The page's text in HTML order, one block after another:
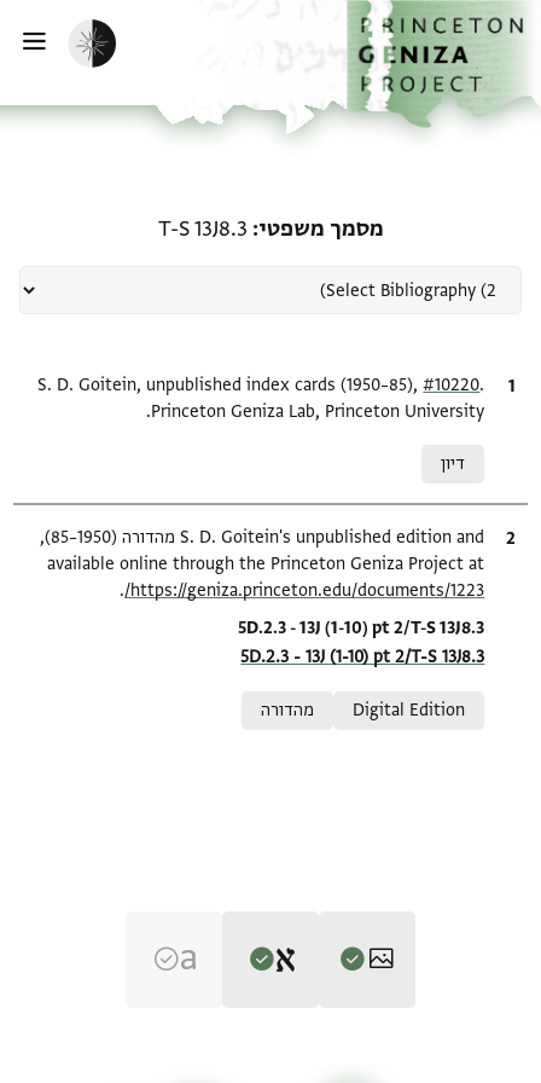
לתוכןהבית
הפעלת מצב כהה
מסמך משפטי T-S 13J8.3
ציטוט S. D. Goitein, unpublished index cards (1950–85),#10220
Princeton Geniza Lab, Princeton University.
דיון
ציטוט
S. D. Goitein's unpublished edition and מהדורה (1950–85),
available online through the Princeton Geniza Project at
https://geniza.princeton.edu/documents/1223/
.
Location in source
5D.2.3 - 13J (1-10) pt 2/T-S 13J8.3
5D.2.3 - 13J (1-10) pt 2/T-S 13J8.3
Digital Edition
מהדורה